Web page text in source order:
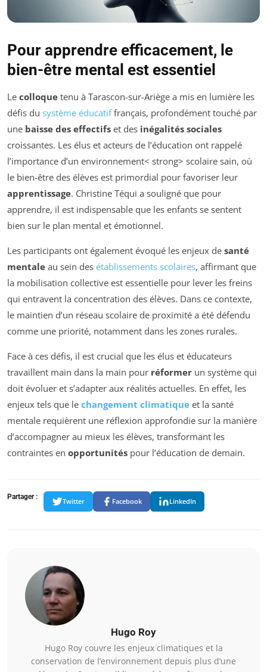
Pour apprendre efficacement, le
bien-être mental est essentiel
Le colloque tenu à Tarascon-sur-Ariège a mis en lumière les
défis du système éducatiffrançais, profondément touché par
une baisse des effectifs et des inégalités sociales
croissantes. Les élus et acteurs de l’éducation ont rappelé
l’importance d’un environnement< strong> scolaire sain, où
le bien-être des élèves est primordial pour favoriser leur
apprentissage. Christine Téqui a souligné que pour
apprendre, il est indispensable que les enfants se sentent
bien sur le plan mental et émotionnel.
Les participants ont également évoqué les enjeux de santé
mentale au sein des établissements scolaires, affirmant que
la mobilisation collective est essentielle pour lever les freins
qui entravent la concentration des élèves. Dans ce contexte,
le maintien d’un réseau scolaire de proximité a été défendu
comme une priorité, notamment dans les zones rurales.
Face à ces défis, il est crucial que les élus et éducateurs
travaillent main dans la main pour réformer un système qui
doit évoluer et s’adapter aux réalités actuelles. En effet, les
enjeux tels que le changement climatique et la santé
mentale requièrent une réflexion approfondie sur la manière
d’accompagner au mieux les élèves, transformant les
contraintes en opportunités pour l’éducation de demain.
Partager :
Twitter Facebook LinkedIn
Hugo Roy
Hugo Roy couvre les enjeux climatiques et la
conservation de l’environnement depuis plus d’une